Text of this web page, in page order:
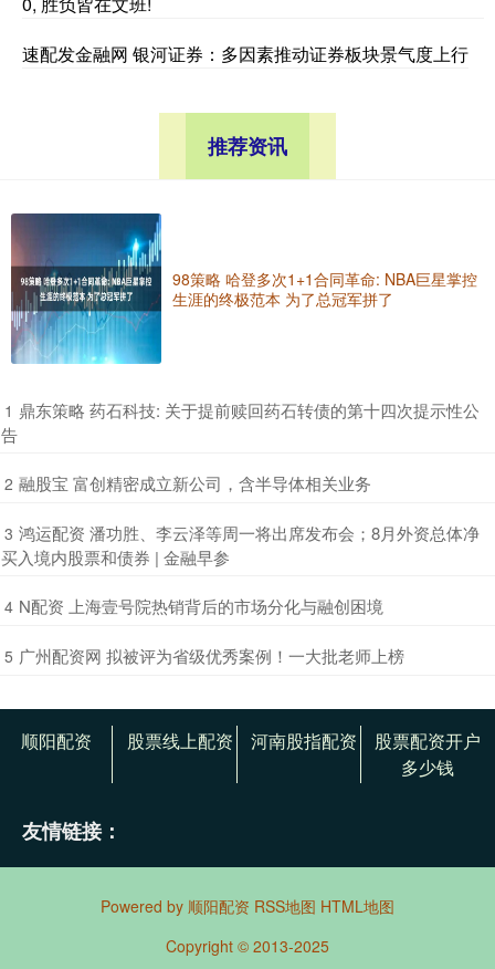
速配发金融网 银河证券：多因素推动证券板块景气度上行
推荐资讯
98策略 哈登多次1+1合同革命: NBA巨星掌控
生涯的终极范本 为了总冠军拼了
1 ​鼎东策略 药石科技: 关于提前赎回药石转债的第十四次提示性公
告
2 ​融股宝 富创精密成立新公司，含半导体相关业务
3 ​鸿运配资 潘功胜、李云泽等周一将出席发布会；8月外资总体净
买入境内股票和债券 | 金融早参
4 ​N配资 上海壹号院热销背后的市场分化与融创困境
5 ​广州配资网 拟被评为省级优秀案例！一大批老师上榜
顺阳配资 股票线上配资 河南股指配资
股票配资开户
多少钱
友情链接：
Powered by 顺阳配资 RSS地图 HTML地图
Copyright © 2013-2025